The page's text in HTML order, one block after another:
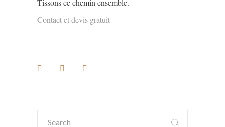
Tissons ce chemin ensemble.
Contact et devis gratuit
Search
for: